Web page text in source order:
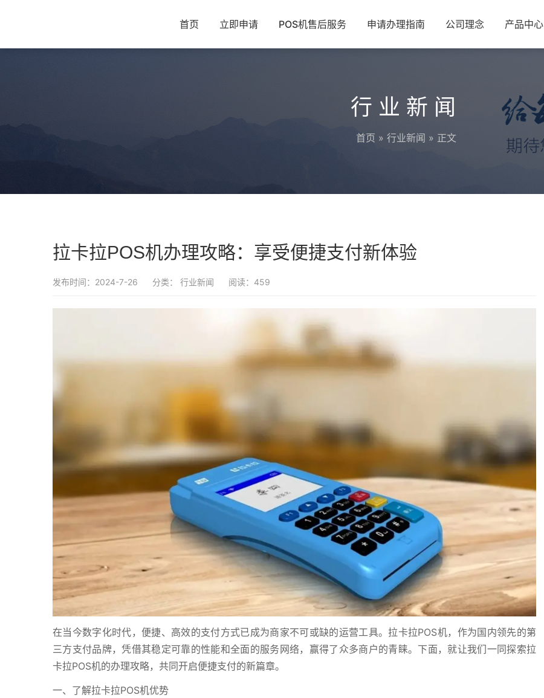
首页 立即申请 POS机售后服务 申请办理指南 公司理念 产品中心
行业新闻
首页 » 行业新闻 » 正文
拉卡拉POS机办理攻略：享受便捷支付新体验
发布时间：2024-7-26 分类： 行业新闻 阅读：459
在当今数字化时代，便捷、高效的支付方式已成为商家不可或缺的运营工具。拉卡拉POS机，作为国内领先的第
三方支付品牌，凭借其稳定可靠的性能和全面的服务网络，赢得了众多商户的青睐。下面，就让我们一同探索拉
卡拉POS机的办理攻略，共同开启便捷支付的新篇章。
一、了解拉卡拉POS机优势